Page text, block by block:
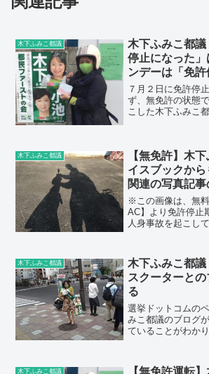
木下ふみこ都議
木下ふみこ都
停止になった
ンデーは「免
と伝える
７月２日に免許停
ず、無免許の状態
こした木下ふみこ
数の新聞が記事に
木下ふみこ都議
【無免許】木
イスブックか
関連の写真記
む?
※この画像は、無
AC】より免許停止
人身事故を起こし
に原付バイクで活
Twitterに投稿さ...
木下ふみこ都議
木下ふみこ都
スクーターと
る
選挙ドットコムの
みこ都議のブログ
ていることがわか
増駅からスタート
木下ふみこ都議
【無免許運転